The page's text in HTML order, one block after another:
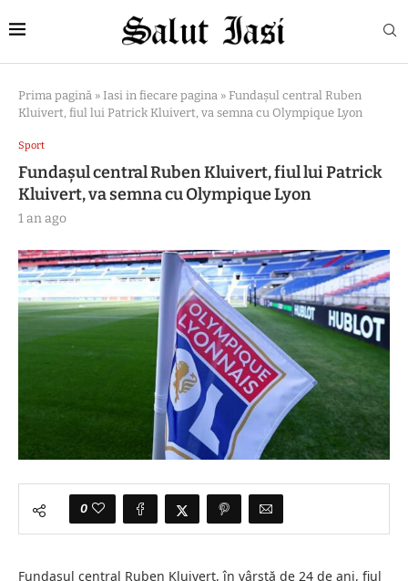
Prima pagină » Iasi in fiecare pagina » Fundaşul central Ruben
Kluivert, fiul lui Patrick Kluivert, va semna cu Olympique Lyon
Sport
Fundaşul central Ruben Kluivert, fiul lui Patrick
Kluivert, va semna cu Olympique Lyon
1 an ago
0
Fundaşul central Ruben Kluivert, în vârstă de 24 de ani, fiul